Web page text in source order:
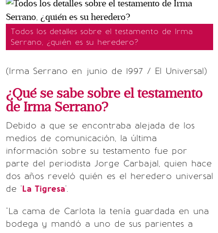
Todos los detalles sobre el testamento de Irma
Serrano, ¿quién es su heredero?
(Irma Serrano en junio de 1997 / El Universal)
¿Qué se sabe sobre el testamento
de Irma Serrano?
Debido a que se encontraba alejada de los
medios de comunicación, la última
información sobre su testamento fue por
parte del periodista Jorge Carbajal, quien hace
dos años reveló quién es el heredero universal
de 'La Tigresa'.
"La cama de Carlota la tenía guardada en una
bodega y mandó a uno de sus parientes a